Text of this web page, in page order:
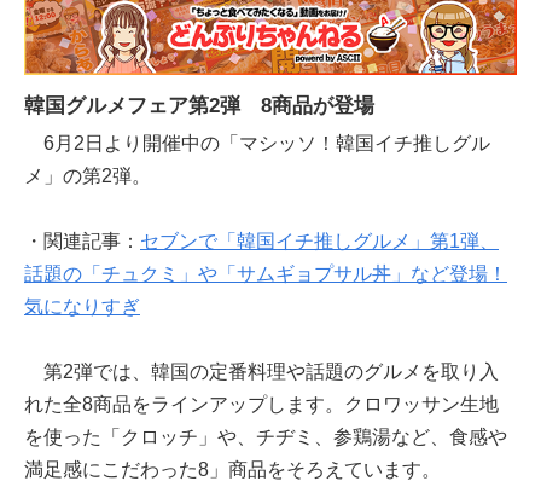
韓国グルメフェア第2弾 8商品が登場
6月2日より開催中の「マシッソ！韓国イチ推しグル
メ」の第2弾。
・関連記事： セブンで「韓国イチ推しグルメ」第1弾、
話題の「チュクミ」や「サムギョプサル丼」など登場！
気になりすぎ
第2弾では、韓国の定番料理や話題のグルメを取り入
れた全8商品をラインアップします。クロワッサン生地
を使った「クロッチ」や、チヂミ、参鶏湯など、食感や
満足感にこだわった8」商品をそろえています。